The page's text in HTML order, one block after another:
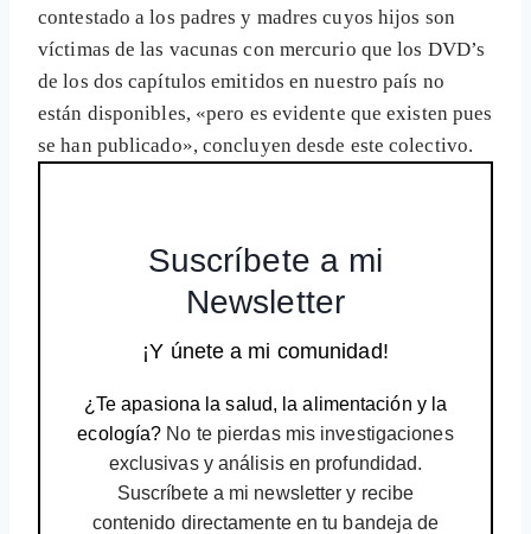
contestado a los padres y madres cuyos hijos son
víctimas de las vacunas con mercurio que los DVD’s
de los dos capítulos emitidos en nuestro país no
están disponibles, «pero es evidente que existen pues
se han publicado», concluyen desde este colectivo.
Suscríbete a mi
Newsletter
¡Y únete a mi comunidad!
¿Te apasiona la salud, la alimentación y la
ecología? No te pierdas mis investigaciones
exclusivas y análisis en profundidad.
Suscríbete a mi newsletter y recibe
contenido directamente en tu bandeja de